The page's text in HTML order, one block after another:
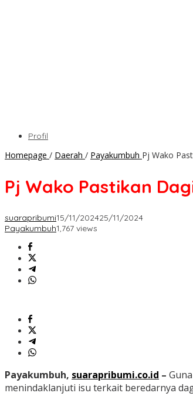
Profil
Homepage / Daerah / Payakumbuh Pj Wako
Pj Wako Pastikan
suarapribumi15/11/202425/11/2024
Payakumbuh1,767 views
Payakumbuh, suarapribumi.co.id –
menindaklanjuti isu terkait beredarnya